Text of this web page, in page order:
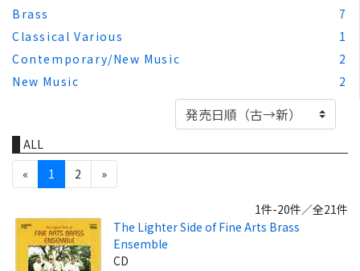
Brass
7
Classical Various
1
Contemporary/New Music
2
New Music
2
ALL
«
1 2 »
1件-20件／全21件
The Lighter Side of Fine Arts Brass
Ensemble
CD